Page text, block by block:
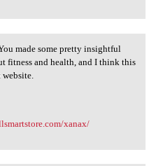
You made some
made some pretty insightful
fitness and health, and I think this
website.
xanax/